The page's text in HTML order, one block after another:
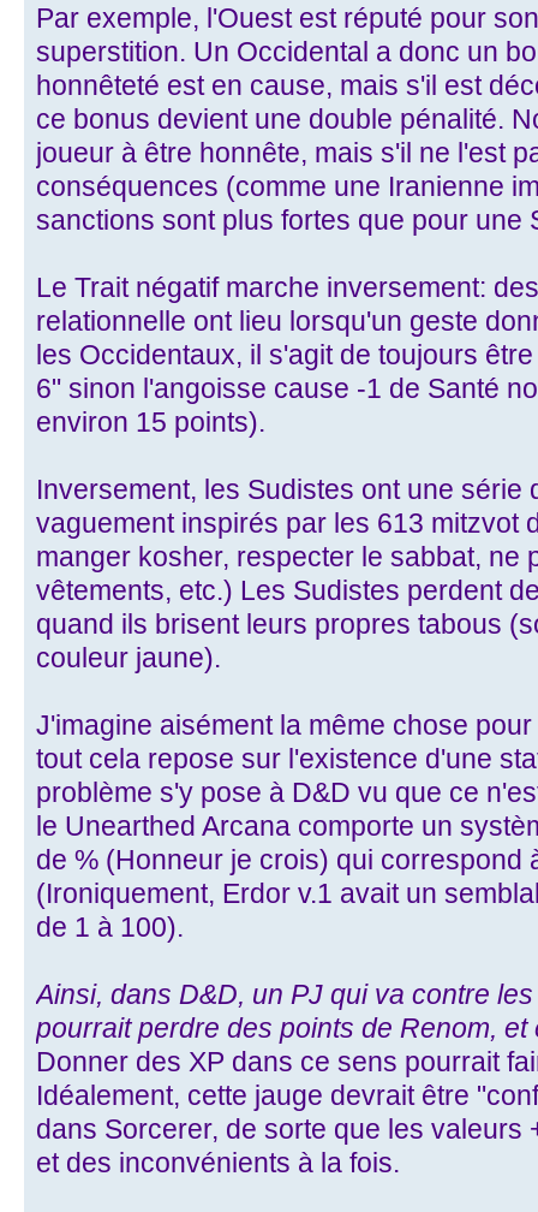
Par exemple, l'Ouest est réputé pour
superstition. Un Occidental a donc un
honnêteté est en cause, mais s'il est
ce bonus devient une double pénalité.
joueur à être honnête, mais s'il ne l'est
conséquences (comme une Iranienne
sanctions sont plus fortes que pour une
Le Trait négatif marche inversement:
relationnelle ont lieu lorsqu'un geste
les Occidentaux, il s'agit de toujours
6" sinon l'angoisse cause -1 de Santé
environ 15 points).
Inversement, les Sudistes ont une série
vaguement inspirés par les 613 mitzvot
manger kosher, respecter le sabbat, ne
vêtements, etc.) Les Sudistes perdent
quand ils brisent leurs propres tabous
couleur jaune).
J'imagine aisément la même chose
tout cela repose sur l'existence d'une
problème s'y pose à D&D vu que ce
le Unearthed Arcana comporte un
de % (Honneur je crois) qui correspond
(Ironiquement, Erdor v.1 avait un
de 1 à 100).
Ainsi, dans D&D, un PJ qui va contre
pourrait perdre des points de Renom,
Donner des XP dans ce sens pourrait
Idéalement, cette jauge devrait être
dans Sorcerer, de sorte que les valeurs
et des inconvénients à la fois.